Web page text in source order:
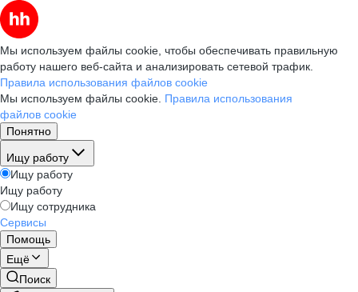
Мы используем файлы cookie, чтобы обеспечивать правильную
работу нашего веб-сайта и анализировать сетевой трафик.
Правила использования файлов cookie
Мы используем файлы cookie. Правила использования
файлов cookie
Понятно
Ищу работу
Ищу работу
Ищу работу
Ищу сотрудника
Сервисы
Помощь
Ещё
Поиск